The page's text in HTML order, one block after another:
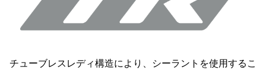
チューブレスレディ構造により、シーラントを使用するこ